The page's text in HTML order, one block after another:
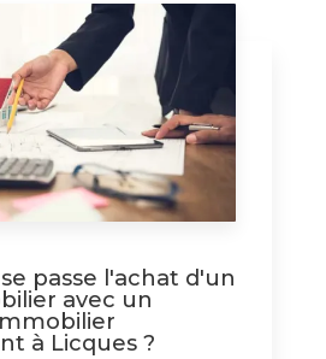
passe l'achat d'un
avec un
à Licques ?